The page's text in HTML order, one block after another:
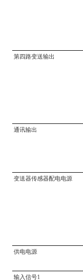
第四路变送输出
通讯输出
变送器传感器配电电源
供电电源
输入信号1